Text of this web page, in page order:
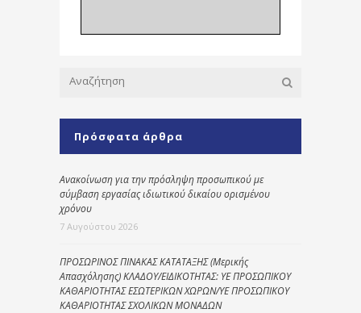
Πρόσφατα άρθρα
Ανακοίνωση για την πρόσληψη προσωπικού με
σύμβαση εργασίας ιδιωτικού δικαίου ορισμένου
χρόνου
7 Αυγούστου 2026
ΠΡΟΣΩΡΙΝΟΣ ΠΙΝΑΚΑΣ ΚΑΤΑΤΑΞΗΣ (Μερικής
Απασχόλησης) ΚΛΑΔΟΥ/ΕΙΔΙΚΟΤΗΤΑΣ: ΥΕ ΠΡΟΣΩΠΙΚΟΥ
ΚΑΘΑΡΙΟΤΗΤΑΣ ΕΣΩΤΕΡΙΚΩΝ ΧΩΡΩΝ/ΥΕ ΠΡΟΣΩΠΙΚΟΥ
ΚΑΘΑΡΙΟΤΗΤΑΣ ΣΧΟΛΙΚΩΝ ΜΟΝΑΔΩΝ